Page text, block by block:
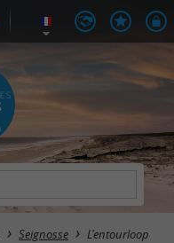
Seignosse L'entourloop